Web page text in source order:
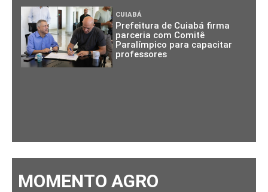
CUIABÁ
Prefeitura de Cuiabá firma
parceria com Comitê
Paralímpico para capacitar
professores
MOMENTO AGRO